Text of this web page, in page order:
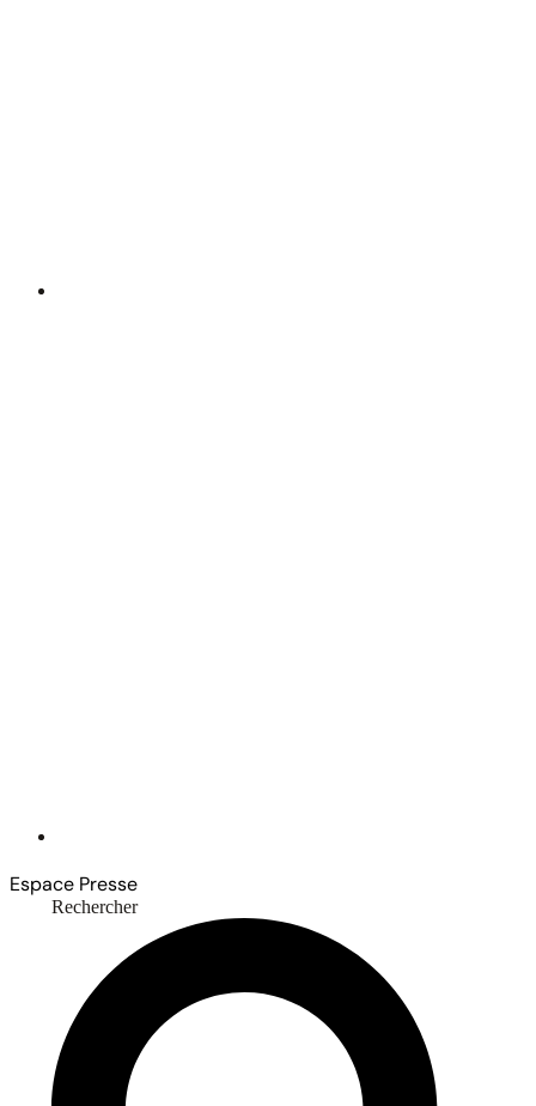
Espace Presse
Rechercher